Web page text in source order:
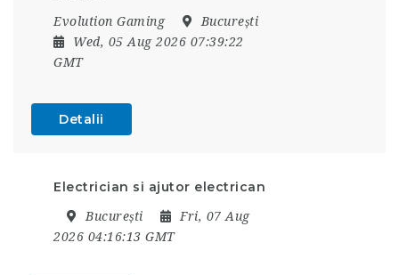
Evolution Gaming
București
Wed, 05 Aug 2026 07:39:22
GMT
Detalii
Electrician si ajutor electrican
București
Fri, 07 Aug
2026 04:16:13 GMT